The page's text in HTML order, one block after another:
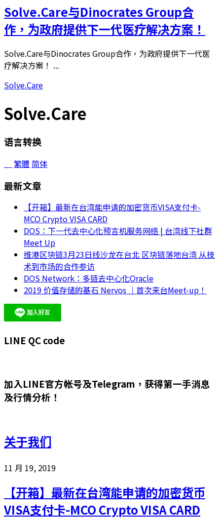
Solve.Care与Dinocrates Group合
作，为政府提供下一代医疗解决方案！
Solve.Care与Dinocrates Group合作，为政府提供下一代医
疗解决方案！ ...
Solve.Care
Solve.Care
语言转换
繁體 简体
最新文章
【开箱】最新在台湾能申请的加密货币VISA支付卡-
MCO Crypto VISA CARD
DOS：下一代去中心化预言机服务网络 | 台湾线下社群
Meet Up
维港区块链3月23日线沙龙在台北 区块链落地台湾 从技
术到市场的合作参访
DOS Network：多链去中心化Oracle
2019 价值存储的基石 Nervos ｜首次来台Meet-up！
LINE QC code
加入LINE官方帐号及Telegram，获得第一手消息
及行情分析！
关于我们
11 月 19, 2019
【开箱】最新在台湾能申请的加密货币
VISA支付卡-MCO Crypto VISA CARD